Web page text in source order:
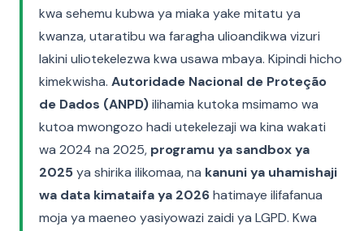
kwa sehemu kubwa ya miaka yake mitatu ya
kwanza, utaratibu wa faragha ulioandikwa vizuri
lakini uliotekelezwa kwa usawa mbaya. Kipindi hicho
kimekwisha. Autoridade Nacional de Proteção
de Dados (ANPD)ilihamia kutoka msimamo wa
kutoa mwongozo hadi utekelezaji wa kina wakati
wa 2024 na 2025, programu ya sandbox ya
2025ya shirika ilikomaa, na kanuni ya uhamishaji
wa data kimataifa ya 2026hatimaye ilifafanua
moja ya maeneo yasiyowazi zaidi ya LGPD. Kwa